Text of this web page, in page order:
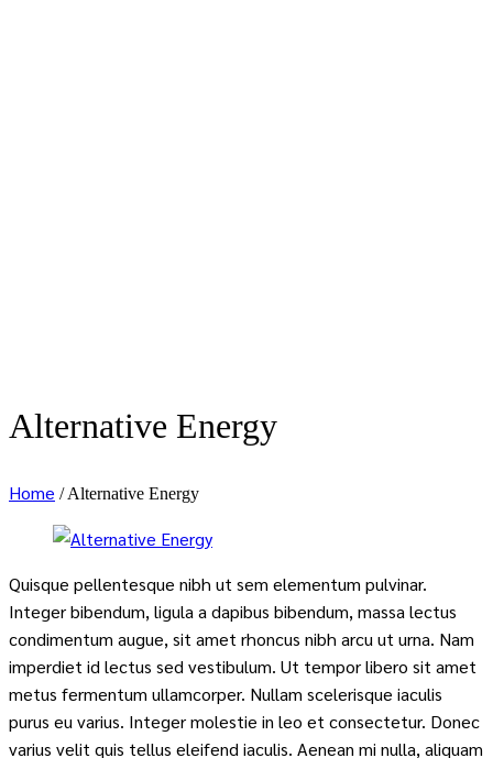
Alternative Energy
Home /Alternative Energy
Quisque pellentesque nibh ut sem elementum pulvinar.
Integer bibendum, ligula a dapibus bibendum, massa lectus
condimentum augue, sit amet rhoncus nibh arcu ut urna. Nam
imperdiet id lectus sed vestibulum. Ut tempor libero sit amet
metus fermentum ullamcorper. Nullam scelerisque iaculis
purus eu varius. Integer molestie in leo et consectetur. Donec
varius velit quis tellus eleifend iaculis. Aenean mi nulla, aliquam